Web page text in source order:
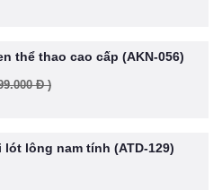
thể thao cao cấp (AKN-056)
Đ )
lót lông nam tính (ATD-129)